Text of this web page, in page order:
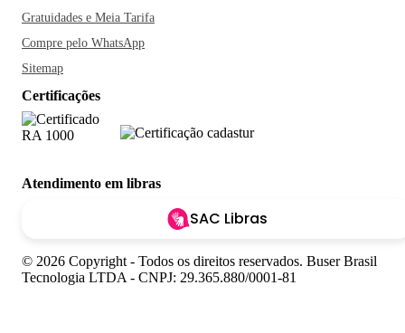
Gratuidades e Meia Tarifa
Compre pelo WhatsApp
Sitemap
Certificações
Atendimento em libras
SAC Libras
© 2026 Copyright - Todos os direitos reservados. Buser Brasil
Tecnologia LTDA - CNPJ: 29.365.880/0001-81